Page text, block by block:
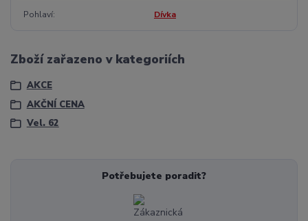
Pohlaví Dívka
Zboží zařazeno v kategoriích
AKCE
AKČNÍ CENA
Vel. 62
Potřebujete poradit?